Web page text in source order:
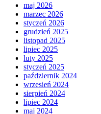
maj 2026
marzec 2026
styczeń 2026
grudzień 2025
listopad 2025
lipiec 2025
luty 2025
styczeń 2025
październik 2024
wrzesień 2024
sierpień 2024
lipiec 2024
maj 2024